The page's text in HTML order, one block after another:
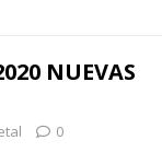
NUEVAS
0